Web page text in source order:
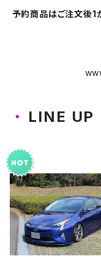
予約商品はご注文後1
LINE UP